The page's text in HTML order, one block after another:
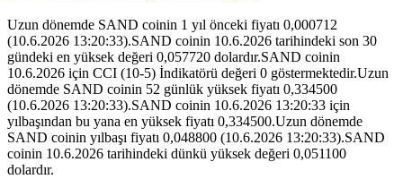
Uzun dönemde SAND coinin 1 yıl önceki fiyatı 0,000712
(10.6.2026 13:20:33).SAND coinin 10.6.2026 tarihindeki son 30
gündeki en yüksek değeri 0,057720 dolardır.SAND coinin
10.6.2026 için CCI (10-5) İndikatörü değeri 0 göstermektedir.Uzun
dönemde SAND coinin 52 günlük yüksek fiyatı 0,334500
(10.6.2026 13:20:33).SAND coinin 10.6.2026 13:20:33 için
yılbaşından bu yana en yüksek fiyatı 0,334500.Uzun dönemde
SAND coinin yılbaşı fiyatı 0,048800 (10.6.2026 13:20:33).SAND
coinin 10.6.2026 tarihindeki dünkü yüksek değeri 0,051100
dolardır.